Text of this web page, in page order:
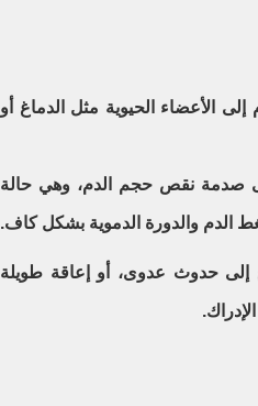
الأعضاء الحيوية مثل الدماغ أو
صدمة نقص حجم الدم، وهي حالة
الدم والدورة الدموية بشكل كاف.
إلى حدوث عدوى، أو إعاقة طويلة